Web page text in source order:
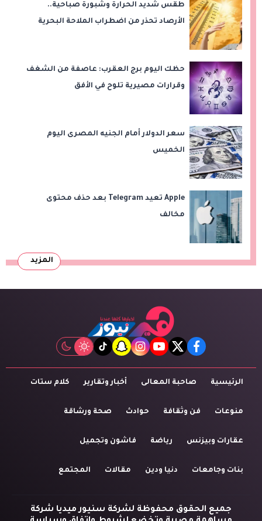
طقس شديد الحرارة وشبورة صباحية..
الأرصاد تحذر من اضطراب الملاحة البحرية
حظك اليوم برج العقرب: عاصفة من الشغف
وقرارات مصيرية تلوح في الأفق
سعر الدولار أمام الجنيه المصرى اليوم
الخميس
Apple تعيد Telegram بعد حذف محتوى
مخالف
المزيد
facebook
twitter
youtube
instagram
snapchat
tiktok
الرئيسية صاحبة المعالى أخبار وتقارير كلام ستات
منوعات فن وثقافة حوادث صحة ورشاقة
عقارات وبيزنس رياضة فاشون وتجميل
بنات وجامعات دنيا ودين مقالات المجتمع
جميع الحقوق محفوظة لشركة سنيور ميديا شركة